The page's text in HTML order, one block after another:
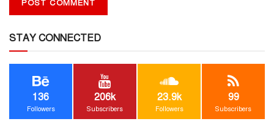
STAY CONNECTED
136
Followers
206k
Subscribers
23.9k
Followers
99
Subscribers